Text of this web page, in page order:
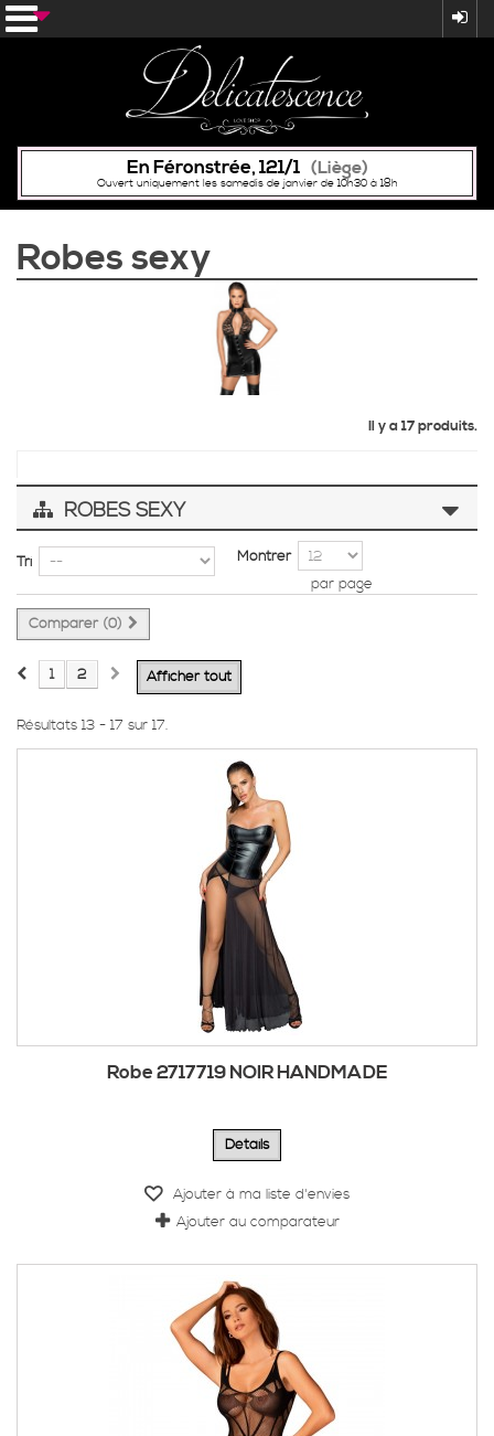
En Féronstrée, 121/1 (Liège)
Ouvert uniquement les samedis de janvier de 10h30 à 18h
Robes sexy
Il y a 17 produits.
ROBES SEXY
Tri
Montrer
par page
Comparer (0)
Afficher tout
1 2
Résultats 13 - 17 sur 17.
Robe 2717719 NOIR HANDMADE
Détails
Ajouter à ma liste d'envies
Ajouter au comparateur